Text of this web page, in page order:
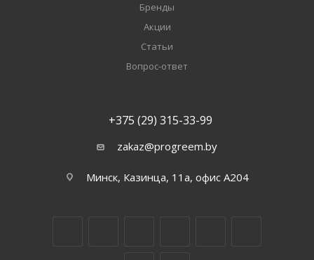
Бренды
Акции
Статьи
Вопрос-ответ
+375 (29) 315-33-99
zakaz@progreem.by
Минск, Казинца, 11а, офис А204